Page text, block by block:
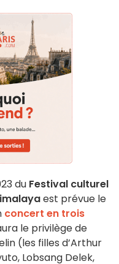
du Festival culturel
est prévue le
concert en trois
le privilège de
(les filles d’Arthur
Lobsang Delek,